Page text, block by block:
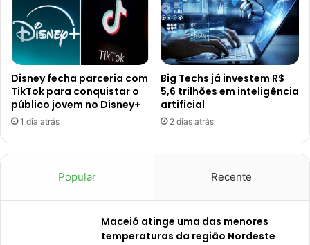
Disney fecha parceria com
TikTok para conquistar o
público jovem no Disney+
1 dia atrás
Big Techs já investem R$
5,6 trilhões em inteligência
artificial
2 dias atrás
Popular Recente
Maceió atinge uma das menores
temperaturas da região Nordeste